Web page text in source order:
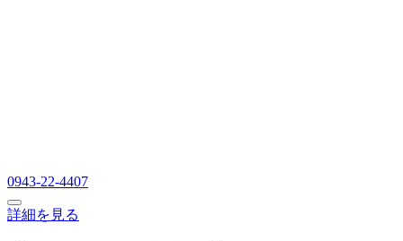
0943-22-4407
詳細を見る